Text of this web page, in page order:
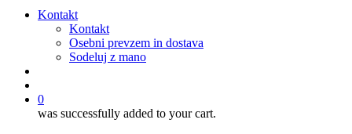
Kontakt
Kontakt
Osebni prevzem in dostava
Sodeluj z mano
0
was successfully added to your cart.